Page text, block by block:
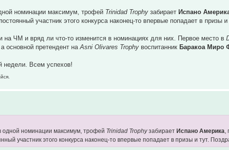
номинации максимум, трофей Trinidad Trophy забирает Испано
участник этого конкурса наконец-то впервые попадает в призы
на ЧМ и вряд ли что-то изменится в номинациях для них. Первое место в
основной претендент наAsni Olivares Trophy воспитанник Баракоа Миро
недели. Всем успехов!
одной номинации максимум, трофей Trinidad Trophyзабирает Испано Америка,
участник этого конкурса наконец-то впервые попадает в призы и тут.